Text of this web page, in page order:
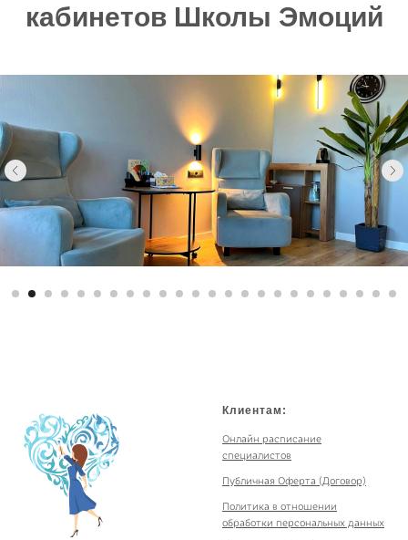
кабинетов Школы Эмоций
Клиентам:
Онлайн расписание
специалистов
Публичная Оферта (Договор)
Политика в отношении
обработки персональных данных